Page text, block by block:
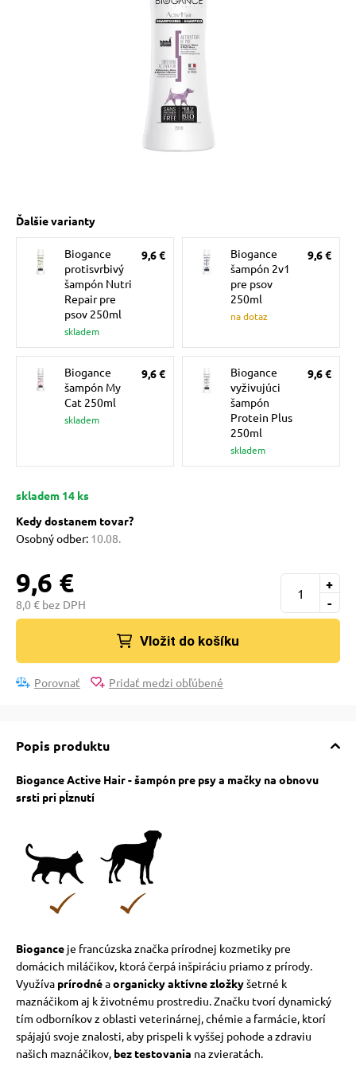
mačky
poukazy
Ďalšie varianty
Biogance
protisvrbivý
šampón Nutri
Repair pre
psov 250ml
skladem
9,6 €
Biogance
šampón 2v1
pre psov
250ml
na dotaz
9,6 €
Biogance
šampón My
Cat 250ml
skladem
9,6 €
Biogance
vyživujúci
šampón
Protein Plus
250ml
skladem
9,6 €
skladem 14 ks
Kedy dostanem tovar?
Osobný odber: 10.08.
9,6 €
8,0 € bez DPH -
+
Vložit do košíku
Porovnať Pridať medzi obľúbené
Popis produktu
Biogance Active Hair - šampón pre psy a mačky na obnovu
srsti pri pĺznutí
Bioganceje francúzska značka prírodnej kozmetiky pre
domácich miláčikov, ktorá čerpá inšpiráciu priamo z prírody.
Využíva prírodnéaorganicky aktívne zložkyšetrné k
maznáčikom aj k životnému prostrediu. Značku tvorí dynamický
tím odborníkov z oblasti veterinárnej, chémie a farmácie, ktorí
spájajú svoje znalosti, aby prispeli k vyššej pohode a zdraviu
našich maznáčikov, bez testovania na zvieratách.